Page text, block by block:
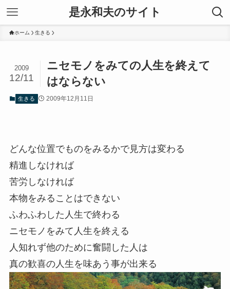
是永和夫のサイト
ホーム 生きる
ニセモノをみての人生を終えて
はならない
2009
12/11
生きる 2009年12月11日
どんな位置でものをみるかで見方は変わる
精進しなければ
苦労しなければ
本物をみることはできない
ふわふわした人生で終わる
ニセモノをみて人生を終える
人知れず他のために奮闘した人は
真の歓喜の人生を味あう事が出来る